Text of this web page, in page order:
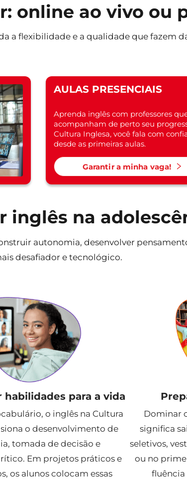
online ao vivo ou
a flexibilidade e a qualidade que fazem
AULAS PRESENCIAIS
Aprenda inglês com professores
acompanham de perto seu
Cultura Inglesa, você fala com
desde as primeiras aulas.
Garantir a minha vaga!
inglês na
autonomia, desenvolver
desafiador e tecnológico.
habilidades para a vida
o inglês na Cultura
o desenvolvimento de
tomada de decisão e
Em projetos práticos e
os alunos colocam essas
Dominar
significa
seletivos,
ou no
fluência